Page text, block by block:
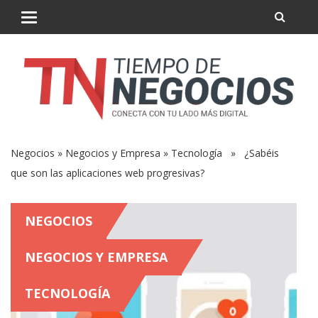
Negocios » Negocios y Empresa » Tecnología » ¿Sabéis
que son las aplicaciones web progresivas?
NEGOCIOS
NEGOCIOS Y EMPRESA
TECNOLOGÍA